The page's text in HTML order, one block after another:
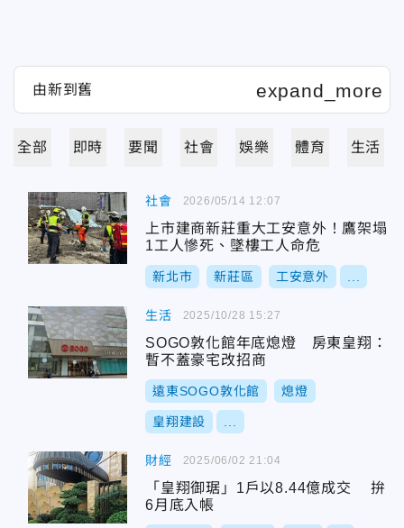
全部 即時 要聞 社會 娛樂 體育 生活
社會
上市建商新莊重大工安意外！鷹架塌
1工人慘死、墜樓工人命危
新北市 新莊區 工安意外
2026/05/14 12:07
生活
SOGO敦化館年底熄燈 房東皇翔：
暫不蓋豪宅改招商
遠東SOGO敦化館 熄燈
皇翔建設
2025/10/28 15:27
財經
「皇翔御琚」1戶以8.44億成交 拚
6月底入帳
2025/06/02 21:04